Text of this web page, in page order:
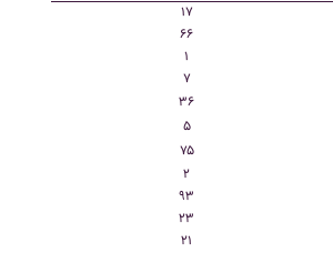
۱۷
۶۶
۱
۷
۳۶
۵
۷۵
۲
۹۳
۲۳
۲۱